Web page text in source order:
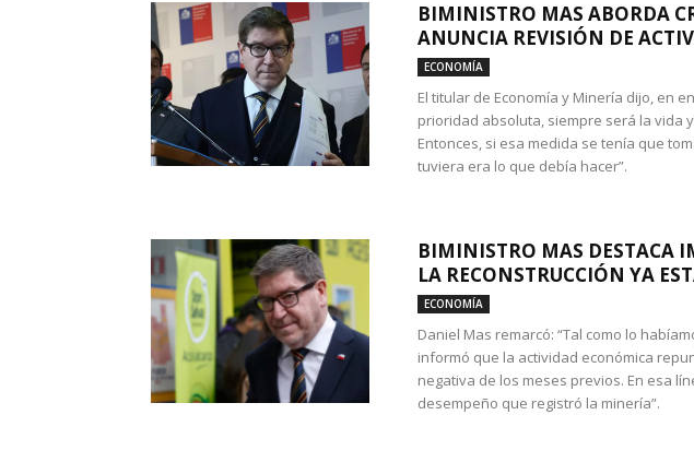
BIMINISTRO MAS ABORDA
ANUNCIA REVISIÓN DE
ECONOMÍA
El titular de Economía y Minería dijo, en
prioridad absoluta, siempre será la vida
Entonces, si esa medida se tenía que
tuviera era lo que debía hacer”.
BIMINISTRO MAS DESTACA
LA RECONSTRUCCIÓN YA
ECONOMÍA
Daniel Mas remarcó: “Tal como lo
informó que la actividad económica
negativa de los meses previos. En esa
desempeño que registró la minería”.